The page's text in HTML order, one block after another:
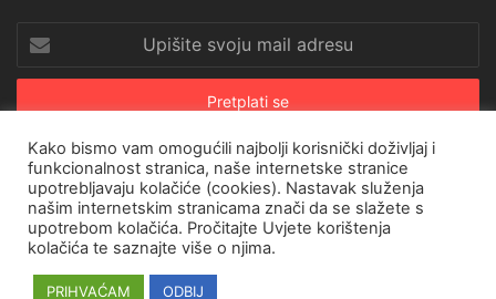
svoju
mail
© Copyright 2026, All Rights Reserved |CroRing Magazin
Naslovnica
Arhiva Pravila o privatnosti Impressum
Facebook
Kako bismo vam omogućili najbolji korisnički doživljaj i
funkcionalnost stranica, naše internetske stranice
upotrebljavaju kolačiće (cookies). Nastavak služenja
našim internetskim stranicama znači da se slažete s
upotrebom kolačića. Pročitajte Uvjete korištenja
kolačića te saznajte više o njima.
PRIHVAĆAM ODBIJ